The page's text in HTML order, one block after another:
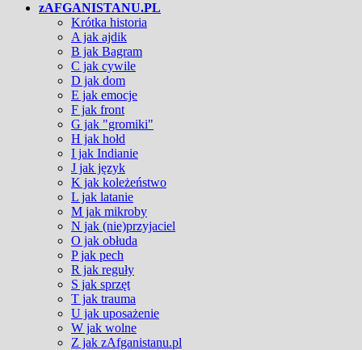
zAFGANISTANU.PL
Krótka historia
A jak ajdik
B jak Bagram
C jak cywile
D jak dom
E jak emocje
F jak front
G jak "gromiki"
H jak hołd
I jak Indianie
J jak język
K jak koleżeństwo
L jak latanie
M jak mikroby
N jak (nie)przyjaciel
O jak obłuda
P jak pech
R jak reguły
S jak sprzęt
T jak trauma
U jak uposażenie
W jak wolne
Z jak zAfganistanu.pl